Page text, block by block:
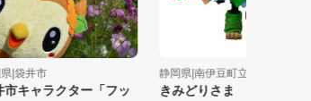
静岡県|袋井市
袋井市キャラクター「フッ
静岡県|南伊豆町立南上小
きみどりさま